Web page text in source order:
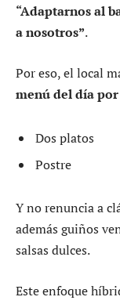
“Adaptarnos al
a nosotros”.
Por eso, el local
menú del día
Dos platos
Postre
Y no renuncia a
además guiños
salsas dulces.
Este enfoque